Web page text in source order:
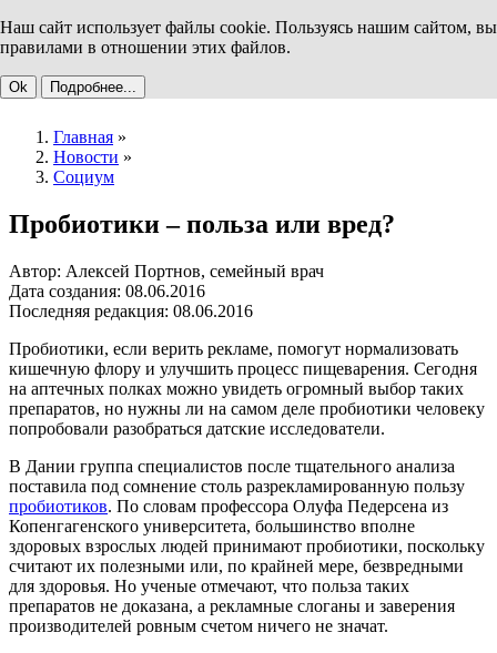
Наш сайт использует файлы cookie. Пользуясь нашим сайтом, вы
правилами в отношении этих файлов.
Ok Подробнее...
Главная »
Новости »
Социум
Пробиотики – польза или вред?
Автор: Алексей Портнов, семейный врач
Дата создания: 08.06.2016
Последняя редакция: 08.06.2016
Пробиотики, если верить рекламе, помогут нормализовать
кишечную флору и улучшить процесс пищеварения. Сегодня
на аптечных полках можно увидеть огромный выбор таких
препаратов, но нужны ли на самом деле пробиотики человеку
попробовали разобраться датские исследователи.
В Дании группа специалистов после тщательного анализа
поставила под сомнение столь разрекламированную пользу
пробиотиков. По словам профессора Олуфа Педерсена из
Копенгагенского университета, большинство вполне
здоровых взрослых людей принимают пробиотики, поскольку
считают их полезными или, по крайней мере, безвредными
для здоровья. Но ученые отмечают, что польза таких
препаратов не доказана, а рекламные слоганы и заверения
производителей ровным счетом ничего не значат.